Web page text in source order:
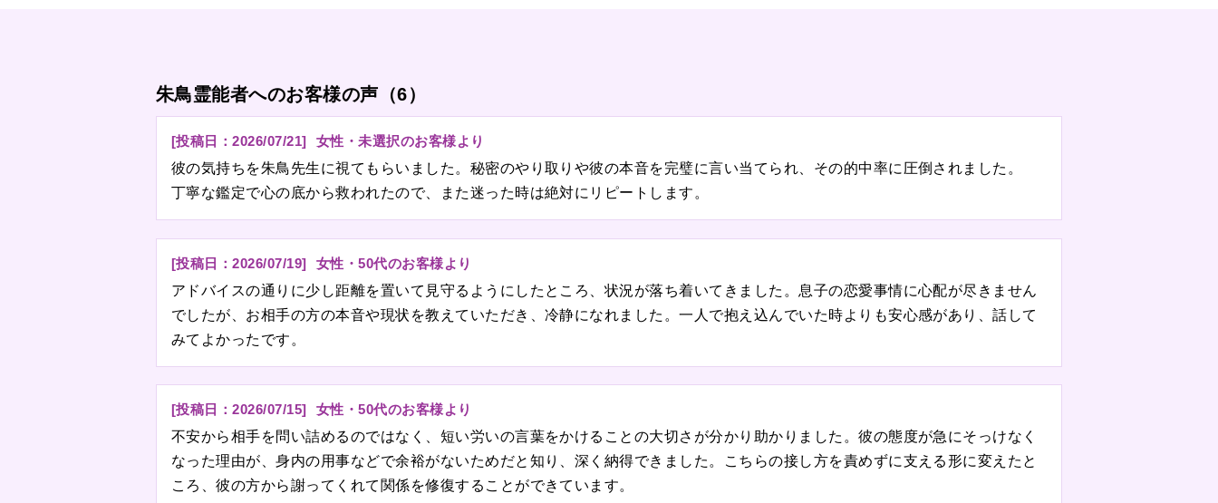
朱鳥霊能者へのお客様の声（6）
[投稿日：2026/07/21]
女性・未選択のお客様より
彼の気持ちを朱鳥先生に視てもらいました。秘密のやり取りや彼の本音を完璧に言い当てられ、その的中率に圧倒されました。
丁寧な鑑定で心の底から救われたので、また迷った時は絶対にリピートします。
[投稿日：2026/07/19]
女性・50代のお客様より
アドバイスの通りに少し距離を置いて見守るようにしたところ、状況が落ち着いてきました。息子の恋愛事情に心配が尽きません
でしたが、お相手の方の本音や現状を教えていただき、冷静になれました。一人で抱え込んでいた時よりも安心感があり、話して
みてよかったです。
[投稿日：2026/07/15]
女性・50代のお客様より
不安から相手を問い詰めるのではなく、短い労いの言葉をかけることの大切さが分かり助かりました。彼の態度が急にそっけなく
なった理由が、身内の用事などで余裕がないためだと知り、深く納得できました。こちらの接し方を責めずに支える形に変えたと
ころ、彼の方から謝ってくれて関係を修復することができています。